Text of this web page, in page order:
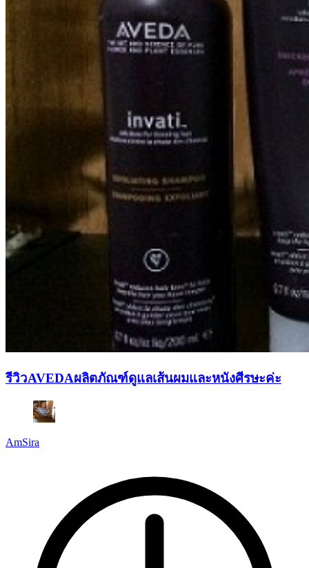
รีวิวAVEDAผลิตภัณฑ์ดูแลเส้นผมและหนังศีรษะค่ะ
AmSira